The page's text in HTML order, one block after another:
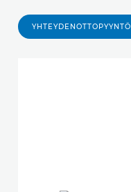
YHTEYDENOTTOPYYNTÖ